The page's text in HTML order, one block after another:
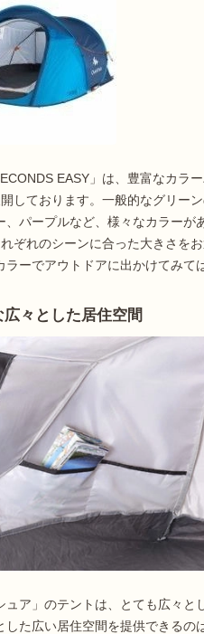
EASY」は、豊富なカラ
しております。一般的なグリー
、パープルなど、様々なカラーが
ぞれのシーンに合った大きさをお
ラーでアウトドアに出かけてみて
広々とした居住空間
ュア」のテントは、とても広々と
した広い居住空間を提供できる